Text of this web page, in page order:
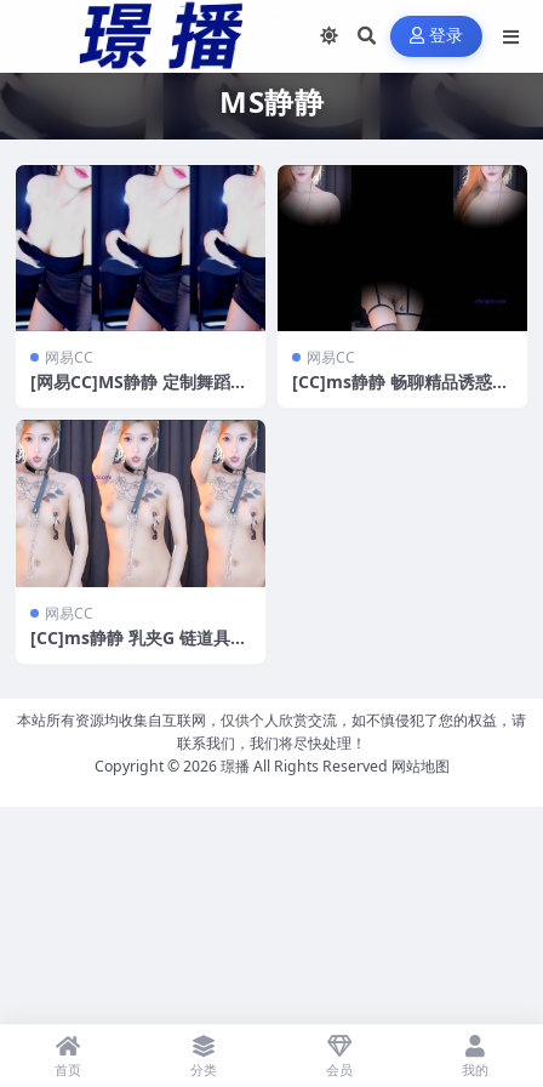
登录
MS静静
网易CC
[网易CC]MS静静 定制舞蹈无
网易CC
[CC]ms静静 畅聊精品诱惑热
网易CC
[CC]ms静静 乳夹G 链道具热
本站所有资源均收集自互联网，仅供个人欣赏交流，如不慎侵犯了您的权益，请
联系我们，我们将尽快处理！
Copyright © 2026璟播All Rights Reserved 网站地图
首页 分类 会员 我的